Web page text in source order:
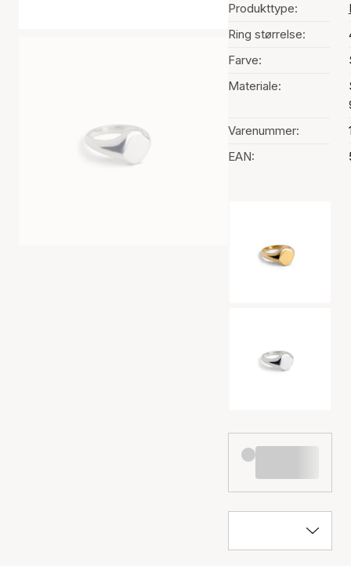
Produkttype:
Ring størrelse:
Farve:
Materiale:
Varenummer:
EAN: